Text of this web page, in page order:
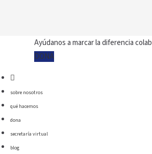
Ayúdanos a marcar la diferencia
DONA
sobre nosotros
qué hacemos
dona
secretaría virtual
blog